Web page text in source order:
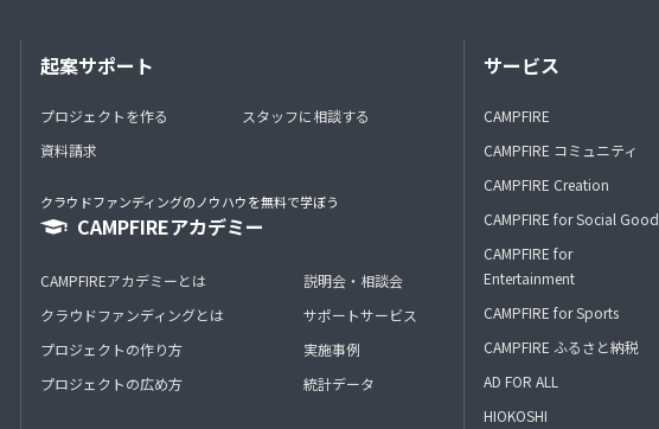
起案サポート
プロジェクトを作る
資料請求
スタッフに相談する
クラウドファンディングのノウハウを無料で学ぼう
CAMPFIREアカデミー
CAMPFIREアカデミーとは
クラウドファンディングとは
プロジェクトの作り方
プロジェクトの広め方
説明会・相談会
サポートサービス
実施事例
統計データ
サービス
CAMPFIRE
CAMPFIRE コミュニティ
CAMPFIRE Creation
CAMPFIRE for Social Good
CAMPFIRE for
Entertainment
CAMPFIRE for Sports
CAMPFIRE ふるさと納税
AD FOR ALL
HIOKOSHI